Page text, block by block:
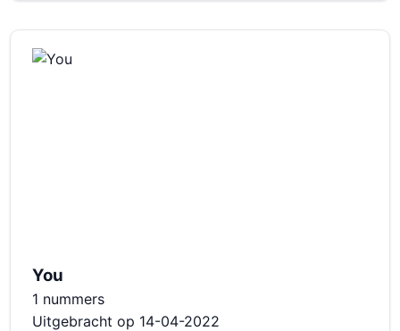
You
1 nummers
Uitgebracht op 14-04-2022